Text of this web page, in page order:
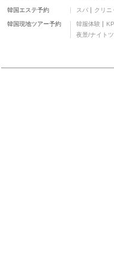
韓国エステ予約 スパ クリニ
韓国現地ツアー予約 韓服体験
夜景/ナイト